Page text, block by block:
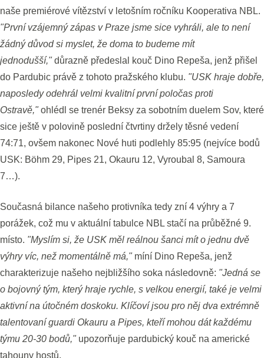
naše premiérové vítězství v letošním ročníku Kooperativa NBL.
"První vzájemný zápas v Praze jsme sice vyhráli, ale to není
žádný důvod si myslet, že doma to budeme mít
jednodušší,"důrazně předeslal kouč Dino Repeša, jenž přišel
do Pardubic právě z tohoto pražského klubu. "USK hraje dobře,
naposledy odehrál velmi kvalitní první poločas proti
Ostravě,"ohlédl se trenér Beksy za sobotním duelem Sov, které
sice ještě v polovině poslední čtvrtiny držely těsné vedení
74:71, ovšem nakonec Nové huti podlehly 85:95 (nejvíce bodů
USK: Böhm 29, Pipes 21, Okauru 12, Vyroubal 8, Samoura
7…).
Současná bilance našeho protivníka tedy zní 4 výhry a 7
porážek, což mu v aktuální tabulce NBL stačí na průběžné 9.
místo. "Myslím si, že USK měl reálnou šanci mít o jednu dvě
výhry víc, než momentálně má,"míní Dino Repeša, jenž
charakterizuje našeho nejbližšího soka následovně: "Jedná se
o bojovný tým, který hraje rychle, s velkou energií, také je velmi
aktivní na útočném doskoku. Klíčoví jsou pro něj dva extrémně
talentovaní guardi Okauru a Pipes, kteří mohou dát každému
týmu 20-30 bodů,"upozorňuje pardubický kouč na americké
tahouny hostů.